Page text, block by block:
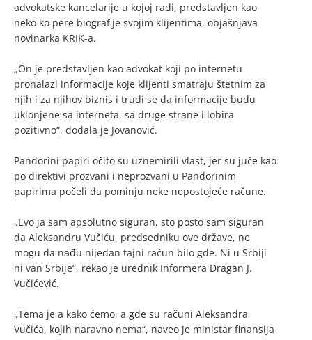
advokatske kancelarije u kojoj radi, predstavljen kao
neko ko pere biografije svojim klijentima, objašnjava
novinarka KRIK-a.
„On je predstavljen kao advokat koji po internetu
pronalazi informacije koje klijenti smatraju štetnim za
njih i za njihov biznis i trudi se da informacije budu
uklonjene sa interneta, sa druge strane i lobira
pozitivno“, dodala je Jovanović.
Pandorini papiri očito su uznemirili vlast, jer su juče kao
po direktivi prozvani i neprozvani u Pandorinim
papirima počeli da pominju neke nepostojeće račune.
„Evo ja sam apsolutno siguran, sto posto sam siguran
da Aleksandru Vučiću, predsedniku ove države, ne
mogu da nađu nijedan tajni račun bilo gde. Ni u Srbiji
ni van Srbije“, rekao je urednik Informera Dragan J.
Vučićević.
„Tema je a kako ćemo, a gde su računi Aleksandra
Vučića, kojih naravno nema“, naveo je ministar finansija